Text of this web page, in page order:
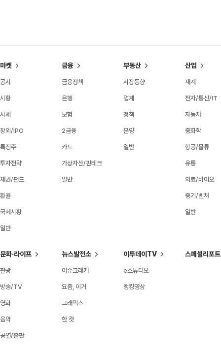
마켓
공시
시황
시세
장외/IPO
특징주
투자전략
채권/펀드
환율
국제시황
일반
금융
금융정책
은행
보험
2금융
카드
가상자산/핀테크
일반
부동산
시장동향
업계
정책
분양
일반
산업
재계
전자/통신/IT
자동차
중화학
항공/물류
유통
의료/바이오
중기/벤처
일반
문화·라이프
관광
방송/TV
영화
음악
공연/출판
뉴스발전소
이슈크래커
요즘, 이거
그래픽스
한 컷
이투데이TV
e스튜디오
랭킹영상
스페셜리포트